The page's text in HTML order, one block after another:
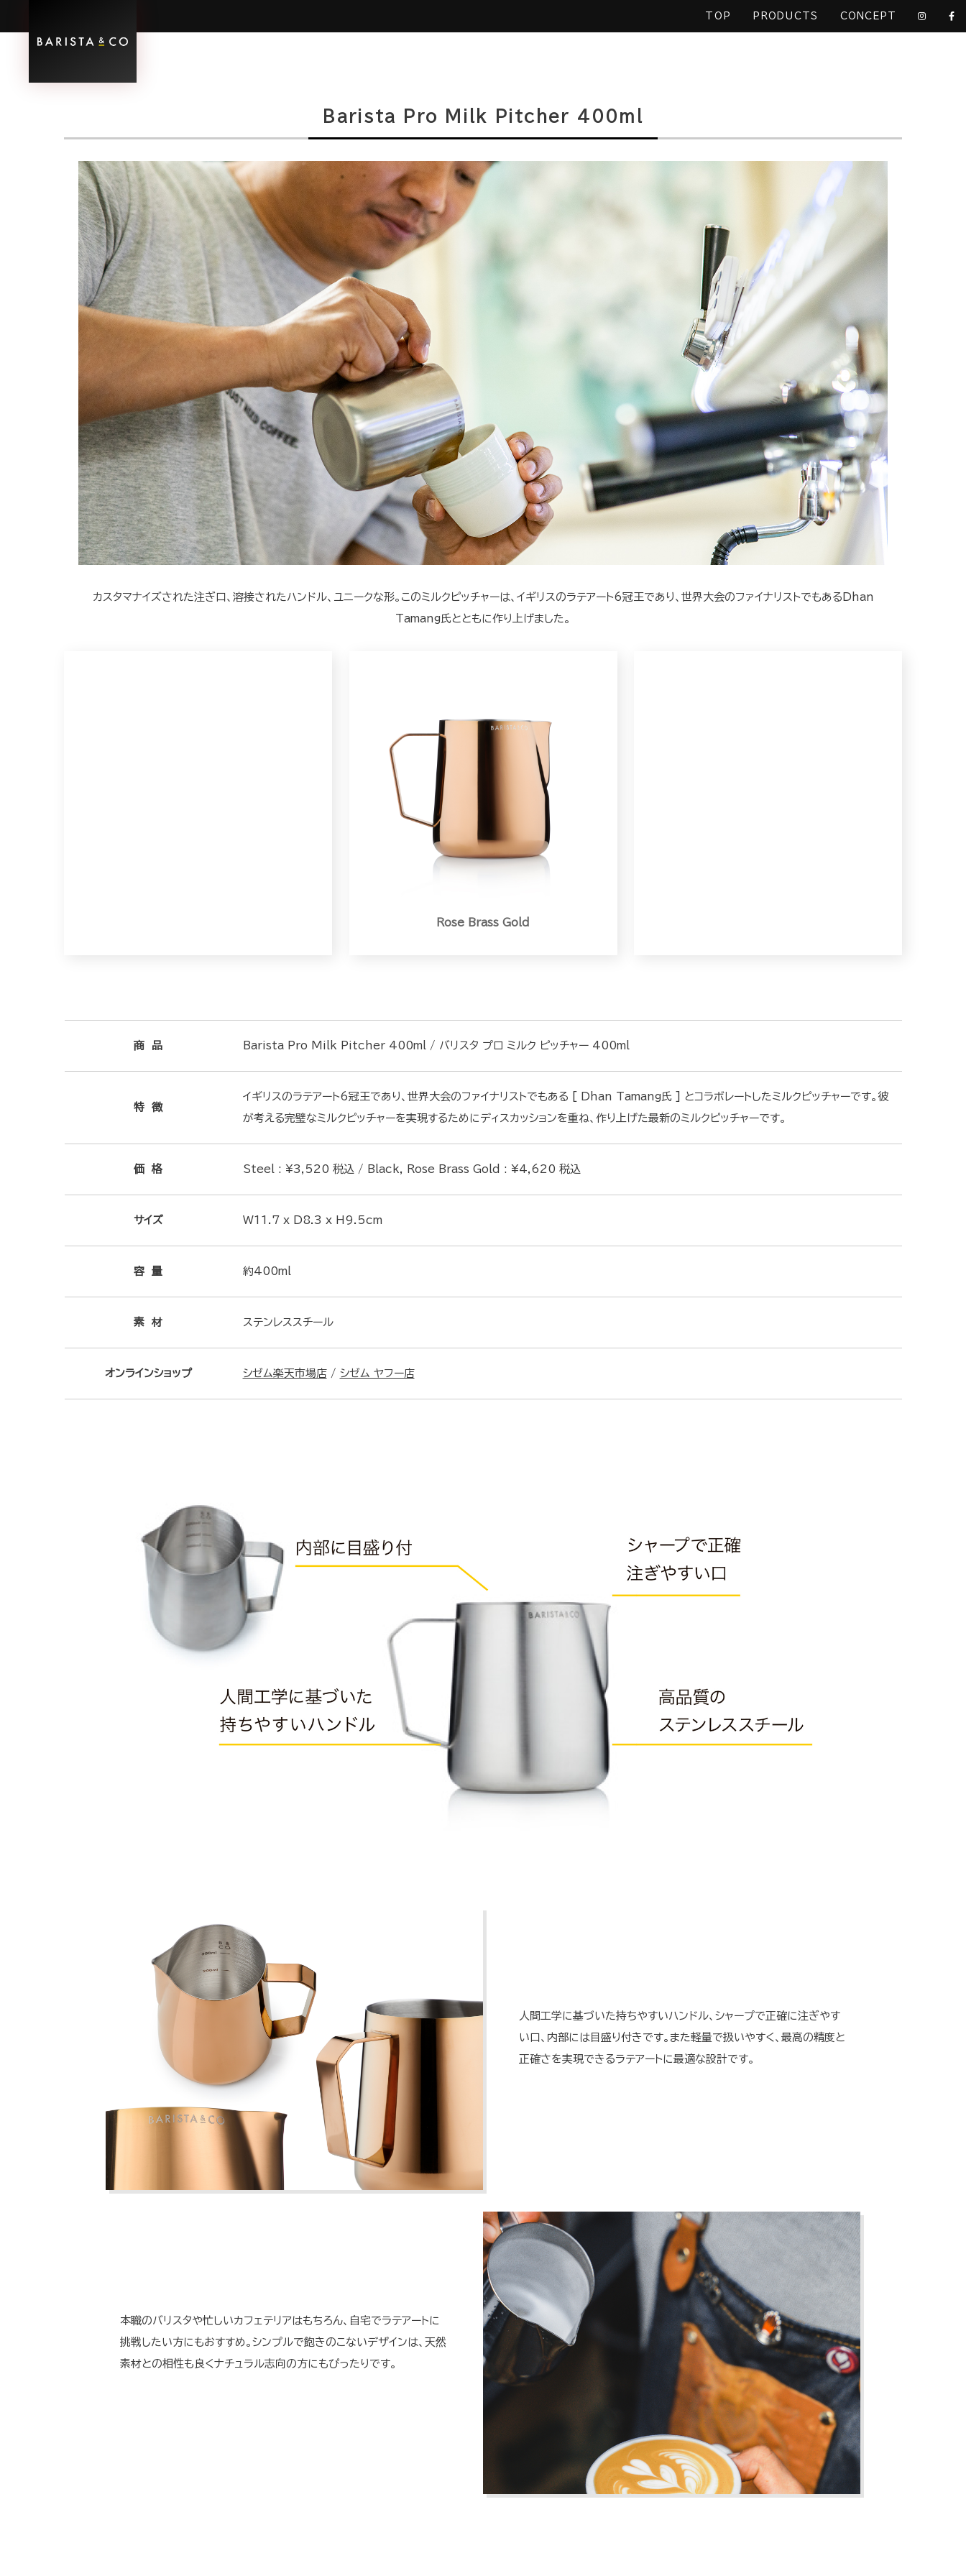
TOP PRODUCTS CONCEPT
Barista Pro Milk Pitcher 400ml
カスタマナイズされた注ぎ口、溶接されたハンドル、ユニークな形。このミルクピッチャーは、イギリスのラテアート6冠王であり、世界大会のファイナリストでもあるDhan
Tamang氏とともに作り上げました。
Rose Brass Gold
商 品 Barista Pro Milk Pitcher 400ml / バリスタ プロ ミルク ピッチャー 400ml
特 徴
イギリスのラテアート6冠王であり、世界大会のファイナリストでもある [ Dhan Tamang氏 ] とコラボレートしたミルクピッチャーです。彼
が考える完璧なミルクピッチャーを実現するためにディスカッションを重ね、作り上げた最新のミルクピッチャーです。
価 格 Steel : ¥3,520 税込 / Black, Rose Brass Gold : ¥4,620 税込
サイズ W11.7 x D8.3 x H9.5cm
容 量 約400ml
素 材 ステンレススチール
オンラインショップ シゼム楽天市場店/ シゼム ヤフー店
人間工学に基づいた持ちやすいハンドル、シャープで正確に注ぎやす
い口、内部には目盛り付きです。また軽量で扱いやすく、最高の精度と
正確さを実現できるラテアートに最適な設計です。
本職のバリスタや忙しいカフェテリアはもちろん、自宅でラテアートに
挑戦したい方にもおすすめ。シンプルで飽きのこないデザインは、天然
素材との相性も良くナチュラル志向の方にもぴったりです。